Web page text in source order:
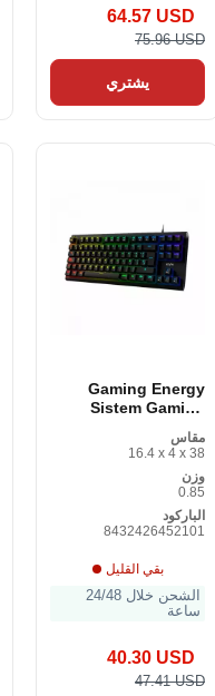
64.57 USD
75.96 USD
يشتري
Gaming Energy
Sistem Gaming
Mechanik 1. 65
mAh Spanish
Qwerty
مقاس
16.4 x 4 x 38
وزن
0.85
الباركود
8432426452101
بقي القليل
الشحن خلال 24/48
ساعة
40.30 USD
47.41 USD